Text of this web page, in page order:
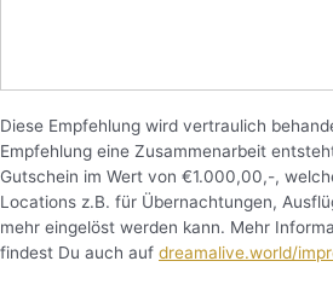
Diese Empfehlung wird vertraulich
Empfehlung eine Zusammenarbeit
Gutschein im Wert von €1.000,00,-,
Locations z.B. für Übernachtungen,
mehr eingelöst werden kann. Mehr
findest Du auch auf dreamalive.world/